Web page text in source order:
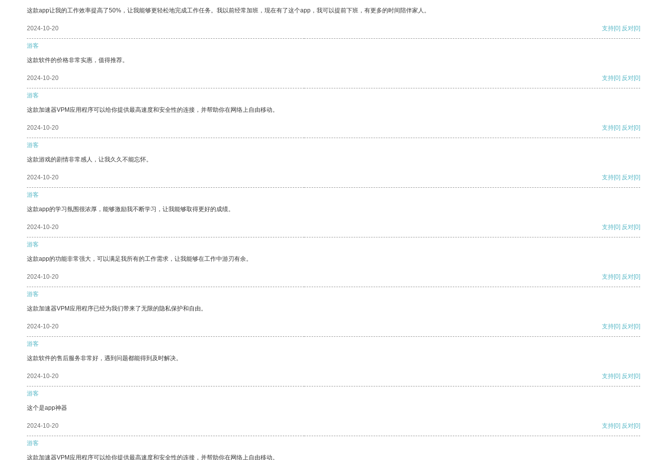
这款app让我的工作效率提高了50%，让我能够更轻松地完成工作任务。我以前经常加班，现在有了这个app，我可以提前下班，有更多的时间陪伴家人。
2024-10-20 支持[0] 反对[0]
游客
这款软件的价格非常实惠，值得推荐。
2024-10-20 支持[0] 反对[0]
游客
这款加速器VPM应用程序可以给你提供最高速度和安全性的连接，并帮助你在网络上自由移动。
2024-10-20 支持[0] 反对[0]
游客
这款游戏的剧情非常感人，让我久久不能忘怀。
2024-10-20 支持[0] 反对[0]
游客
这款app的学习氛围很浓厚，能够激励我不断学习，让我能够取得更好的成绩。
2024-10-20 支持[0] 反对[0]
游客
这款app的功能非常强大，可以满足我所有的工作需求，让我能够在工作中游刃有余。
2024-10-20 支持[0] 反对[0]
游客
这款加速器VPM应用程序已经为我们带来了无限的隐私保护和自由。
2024-10-20 支持[0] 反对[0]
游客
这款软件的售后服务非常好，遇到问题都能得到及时解决。
2024-10-20 支持[0] 反对[0]
游客
这个是app神器
2024-10-20 支持[0] 反对[0]
游客
这款加速器VPM应用程序可以给你提供最高速度和安全性的连接，并帮助你在网络上自由移动。